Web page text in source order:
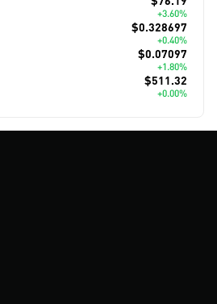
+3.60%
$0.328697
+0.40%
$0.07097
+1.80%
$511.32
+0.00%